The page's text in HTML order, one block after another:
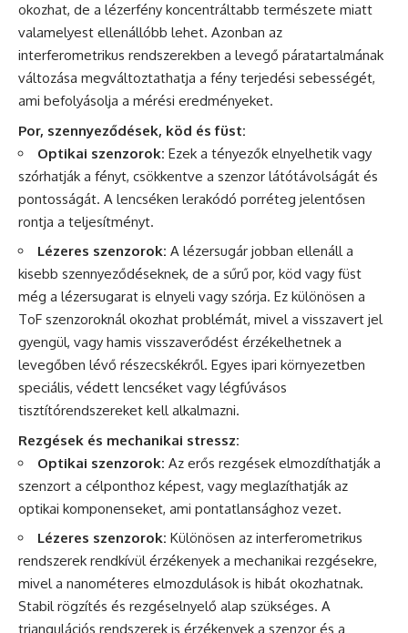
okozhat, de a lézerfény koncentráltabb természete miatt
valamelyest ellenállóbb lehet. Azonban az
interferometrikus rendszerekben a levegő páratartalmának
változása megváltoztathatja a fény terjedési sebességét,
ami befolyásolja a mérési eredményeket.
Por, szennyeződések, köd és füst:
Optikai szenzorok: Ezek a tényezők elnyelhetik vagy
szórhatják a fényt, csökkentve a szenzor látótávolságát és
pontosságát. A lencséken lerakódó porréteg jelentősen
rontja a teljesítményt.
Lézeres szenzorok: A lézersugár jobban ellenáll a
kisebb szennyeződéseknek, de a sűrű por, köd vagy füst
még a lézersugarat is elnyeli vagy szórja. Ez különösen a
ToF szenzoroknál okozhat problémát, mivel a visszavert jel
gyengül, vagy hamis visszaverődést érzékelhetnek a
levegőben lévő részecskékről. Egyes ipari környezetben
speciális, védett lencséket vagy légfúvásos
tisztítórendszereket kell alkalmazni.
Rezgések és mechanikai stressz:
Optikai szenzorok: Az erős rezgések elmozdíthatják a
szenzort a célponthoz képest, vagy meglazíthatják az
optikai komponenseket, ami pontatlansághoz vezet.
Lézeres szenzorok: Különösen az interferometrikus
rendszerek rendkívül érzékenyek a mechanikai rezgésekre,
mivel a nanométeres elmozdulások is hibát okozhatnak.
Stabil rögzítés és rezgéselnyelő alap szükséges. A
triangulációs rendszerek is érzékenyek a szenzor és a